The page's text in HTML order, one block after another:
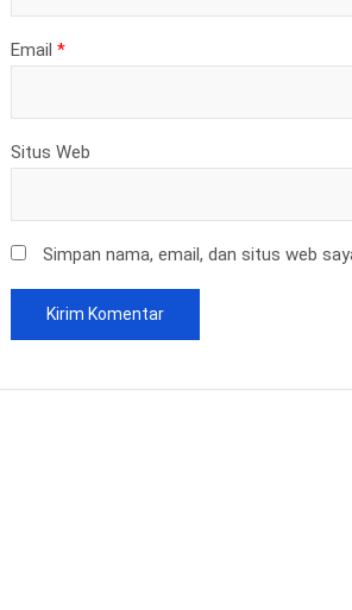
Email *
Situs Web
Simpan nama, email, dan situs web